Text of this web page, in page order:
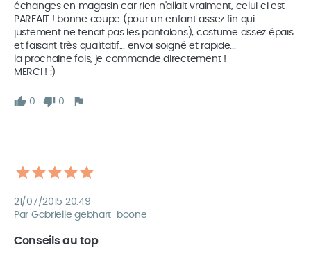
échanges en magasin car rien n'allait vraiment, celui ci est
PARFAIT ! bonne coupe (pour un enfant assez fin qui
justement ne tenait pas les pantalons), costume assez épais
et faisant très qualitatif... envoi soigné et rapide...
la prochaine fois, je commande directement !
MERCI ! :)
0 0
21/07/2015 20:49
Par Gabrielle gebhart-boone
Conseils au top